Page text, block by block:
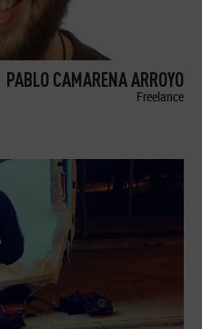
PABLO CAMARENA ARROYO
Freelance